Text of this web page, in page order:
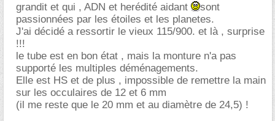
grandit et qui , ADN et herédité aidant
sont
passionnées par les étoiles et les planetes.
J'ai décidé a ressortir le vieux 115/900. et là , surprise
!!!
le tube est en bon état , mais la monture n'a pas
supporté les multiples déménagements.
Elle est HS et de plus , impossible de remettre la main
sur les occulaires de 12 et 6 mm
(il me reste que le 20 mm et au diamètre de 24,5) !